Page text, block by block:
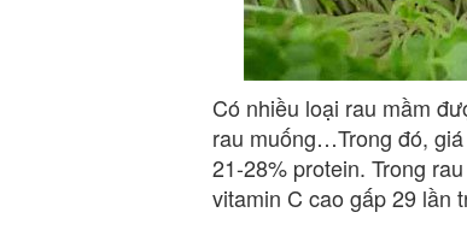
Có nhiều loại rau mầm
rau muống…Trong đó,
21-28% protein. Trong
vitamin C cao gấp 29 lần